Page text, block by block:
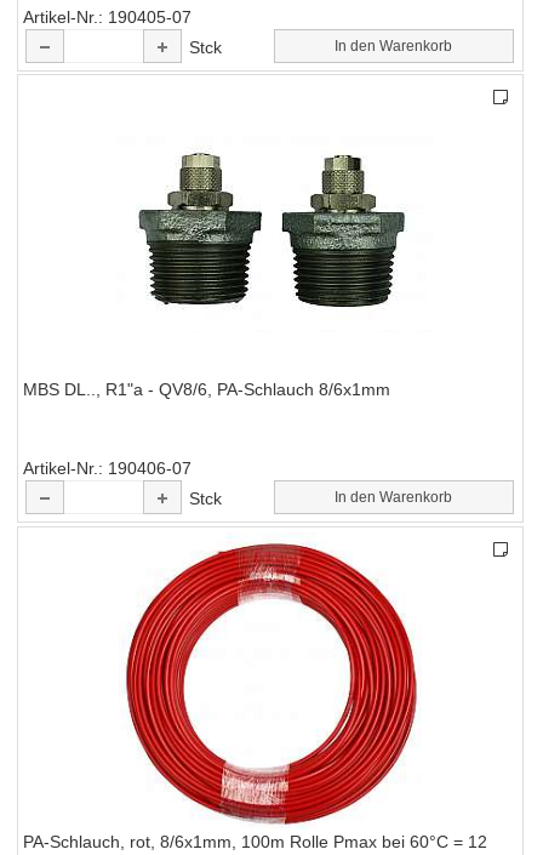
Artikel-Nr.
190405-07
Stck
In den Warenkorb
MBS DL.., R1"a - QV8/6, PA-Schlauch 8/6x1mm
Artikel-Nr.
190406-07
Stck
In den Warenkorb
PA-Schlauch, rot, 8/6x1mm, 100m Rolle Pmax bei 60°C = 12